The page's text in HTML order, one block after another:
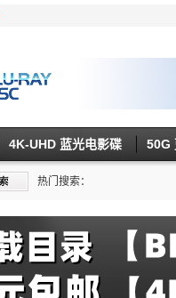
4K-UHD 蓝光电影碟 50G
热门搜索：